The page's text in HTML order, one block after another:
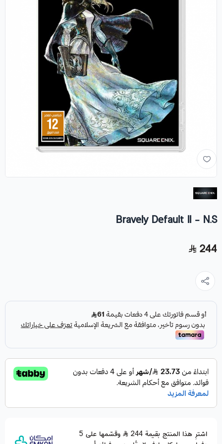
Bravely Default II - N.S
244
اشترِ هذا المنتج بقيمة 244
وقسّمها على 5